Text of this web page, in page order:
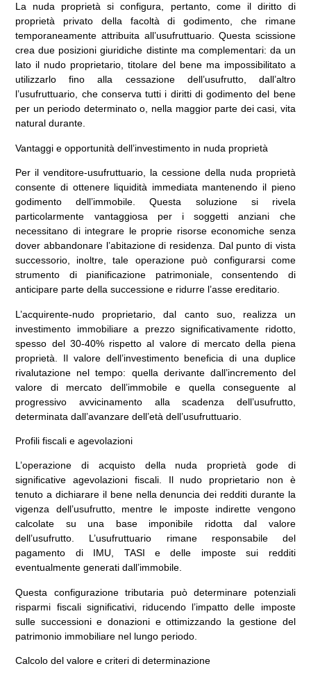
La nuda proprietà si configura, pertanto, come il diritto di
proprietà privato della facoltà di godimento, che rimane
temporaneamente attribuita all’usufruttuario. Questa scissione
crea due posizioni giuridiche distinte ma complementari: da un
lato il nudo proprietario, titolare del bene ma impossibilitato a
utilizzarlo fino alla cessazione dell’usufrutto, dall’altro
l’usufruttuario, che conserva tutti i diritti di godimento del bene
per un periodo determinato o, nella maggior parte dei casi, vita
natural durante.
Vantaggi e opportunità dell’investimento in nuda proprietà
Per il venditore-usufruttuario, la cessione della nuda proprietà
consente di ottenere liquidità immediata mantenendo il pieno
godimento dell’immobile. Questa soluzione si rivela
particolarmente vantaggiosa per i soggetti anziani che
necessitano di integrare le proprie risorse economiche senza
dover abbandonare l’abitazione di residenza. Dal punto di vista
successorio, inoltre, tale operazione può configurarsi come
strumento di pianificazione patrimoniale, consentendo di
anticipare parte della successione e ridurre l’asse ereditario.
L’acquirente-nudo proprietario, dal canto suo, realizza un
investimento immobiliare a prezzo significativamente ridotto,
spesso del 30-40% rispetto al valore di mercato della piena
proprietà. Il valore dell’investimento beneficia di una duplice
rivalutazione nel tempo: quella derivante dall’incremento del
valore di mercato dell’immobile e quella conseguente al
progressivo avvicinamento alla scadenza dell’usufrutto,
determinata dall’avanzare dell’età dell’usufruttuario.
Profili fiscali e agevolazioni
L’operazione di acquisto della nuda proprietà gode di
significative agevolazioni fiscali. Il nudo proprietario non è
tenuto a dichiarare il bene nella denuncia dei redditi durante la
vigenza dell’usufrutto, mentre le imposte indirette vengono
calcolate su una base imponibile ridotta dal valore
dell’usufrutto. L’usufruttuario rimane responsabile del
pagamento di IMU, TASI e delle imposte sui redditi
eventualmente generati dall’immobile.
Questa configurazione tributaria può determinare potenziali
risparmi fiscali significativi, riducendo l’impatto delle imposte
sulle successioni e donazioni e ottimizzando la gestione del
patrimonio immobiliare nel lungo periodo.
Calcolo del valore e criteri di determinazione